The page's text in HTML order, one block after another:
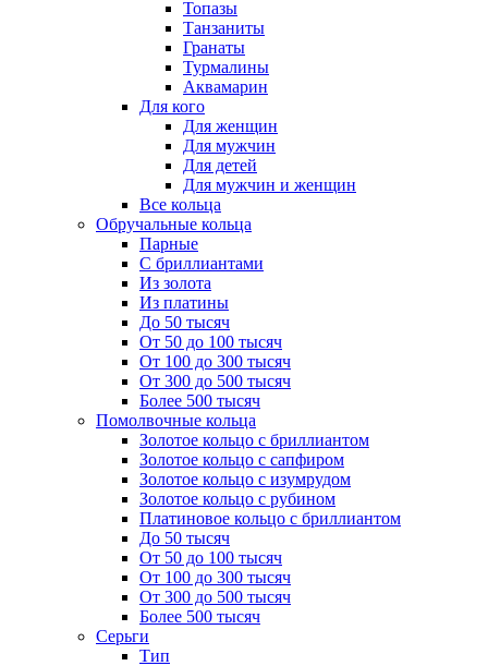
Топазы
Танзаниты
Гранаты
Турмалины
Аквамарин
Для кого
Для женщин
Для мужчин
Для детей
Для мужчин и женщин
Все кольца
Обручальные кольца
Парные
С бриллиантами
Из золота
Из платины
До 50 тысяч
От 50 до 100 тысяч
От 100 до 300 тысяч
От 300 до 500 тысяч
Более 500 тысяч
Помолвочные кольца
Золотое кольцо с бриллиантом
Золотое кольцо с сапфиром
Золотое кольцо с изумрудом
Золотое кольцо с рубином
Платиновое кольцо с бриллиантом
До 50 тысяч
От 50 до 100 тысяч
От 100 до 300 тысяч
От 300 до 500 тысяч
Более 500 тысяч
Серьги
Тип